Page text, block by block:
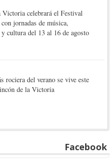
Victoria celebrará el Festival
jornadas de música,
cultura del 13 al 16 de agosto
rociera del verano se vive este
de la Victoria
Facebook